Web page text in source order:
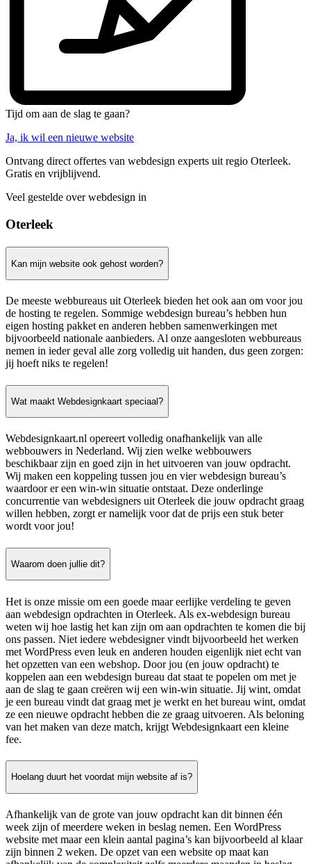
Tijd om aan de slag te gaan?
Ja, ik wil een nieuwe website
Ontvang direct offertes van webdesign experts uit regio Oterleek.
Gratis en vrijblijvend.
Veel gestelde over webdesign in
Oterleek
Kan mijn website ook gehost worden?
De meeste webbureaus uit Oterleek bieden het ook aan om voor jou
de hosting te regelen. Sommige webdesign bureau’s hebben hun
eigen hosting pakket en anderen hebben samenwerkingen met
bijvoorbeeld nationale aanbieders. Al onze aangesloten webbureaus
nemen in ieder geval alle zorg volledig uit handen, dus geen zorgen:
jij hoeft niks te regelen!
Wat maakt Webdesignkaart speciaal?
Webdesignkaart.nl opereert volledig onafhankelijk van alle
webbouwers in Nederland. Wij zien welke webbouwers
beschikbaar zijn en goed zijn in het uitvoeren van jouw opdracht.
Wij maken een koppeling tussen jou en vier webdesign bureau’s
waardoor er een win-win situatie ontstaat. Deze onderlinge
concurrentie van webdesigners uit Oterleek die jouw opdracht graag
willen hebben, zorgt er namelijk voor dat de prijs een stuk beter
wordt voor jou!
Waarom doen jullie dit?
Het is onze missie om een goede maar eerlijke verdeling te geven
aan webdesign opdrachten in Oterleek. Als ex-webdesign bureau
weten wij hoe lastig het kan zijn om aan opdrachten te komen die bij
ons passen. Niet iedere webdesigner vindt bijvoorbeeld het werken
met WordPress even leuk en anderen houden eigenlijk niet echt van
het opzetten van een webshop. Door jou (en jouw opdracht) te
koppelen aan een webdesign bureau dat staat te popelen om met je
aan de slag te gaan creëren wij een win-win situatie. Jij wint, omdat
je een bureau vindt dat graag met je werkt en het bureau wint, omdat
ze een nieuwe opdracht hebben die ze graag uitvoeren. Als beloning
van het maken van deze match, krijgt Webdesignkaart een kleine
fee.
Hoelang duurt het voordat mijn website af is?
Afhankelijk van de grote van jouw opdracht kan dit binnen één
week zijn of meerdere weken in beslag nemen. Een WordPress
website met maar een klein aantal pagina’s kan bijvoorbeeld al klaar
zijn binnen 2 weken. De opzet van een website op maat kan